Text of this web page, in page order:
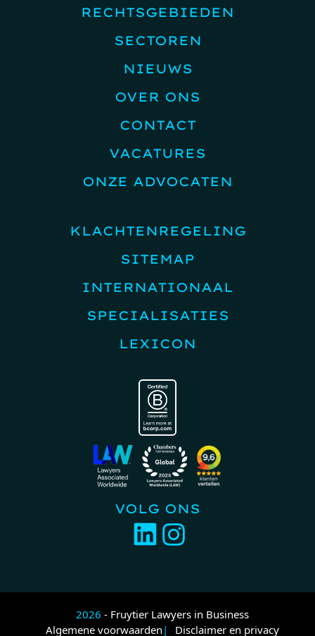
RECHTSGEBIEDEN
SECTOREN
NIEUWS
OVER ONS
CONTACT
VACATURES
ONZE ADVOCATEN
KLACHTENREGELING
SITEMAP
INTERNATIONAAL
SPECIALISATIES
LEXICON
VOLG ONS
2026 - Fruytier Lawyers in Business
Algemene voorwaarden
Disclaimer en privacy